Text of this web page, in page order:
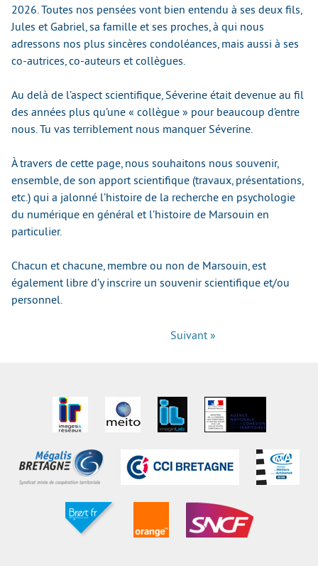
2026. Toutes nos pensées vont bien entendu à ses deux fils,
Jules et Gabriel, sa famille et ses proches, à qui nous
adressons nos plus sincères condoléances, mais aussi à ses
co-autrices, co-auteurs et collègues.
Au delà de l’aspect scientifique, Séverine était devenue au fil
des années plus qu’une « collègue » pour beaucoup d’entre
nous. Tu vas terriblement nous manquer Séverine.
À travers de cette page, nous souhaitons nous souvenir,
ensemble, de son apport scientifique (travaux, présentations,
etc.) qui a jalonné l’histoire de la recherche en psychologie
du numérique en général et l’histoire de Marsouin en
particulier.
Chacun et chacune, membre ou non de Marsouin, est
également libre d’y inscrire un souvenir scientifique et/ou
personnel.
Suivant »